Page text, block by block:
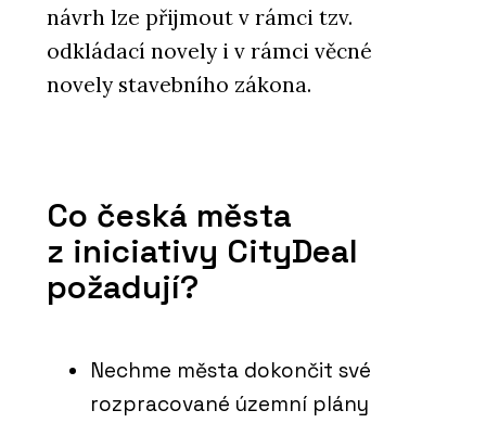
návrh lze přijmout v rámci tzv.
odkládací novely i v rámci věcné
novely stavebního zákona.
Co česká města
z iniciativy CityDeal
požadují?
Nechme města dokončit své
rozpracované územní plány